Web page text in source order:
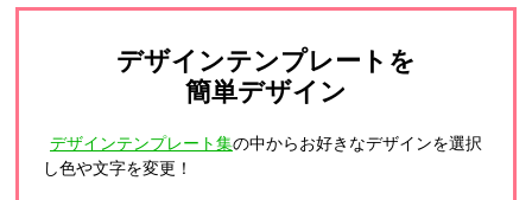
デザインテンプレートを
簡単デザイン
デザインテンプレート集の中からお好きなデザインを選択
し色や文字を変更！